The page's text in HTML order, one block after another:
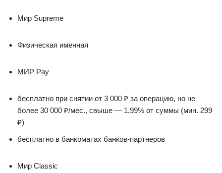
Мир Supreme
Физическая именная
МИР Pay
бесплатно при снятии от 3 000 ₽ за операцию, но не
более 30 000 ₽/мес., свыше — 1,99% от суммы (мин. 299
₽)
бесплатно в банкоматах банков-партнеров
Мир Classic